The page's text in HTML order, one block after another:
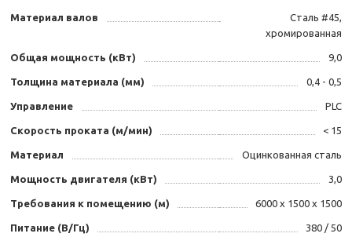
Материал валов
Сталь #45,
хромированная
Общая мощность (кВт) 9,0
Толщина материала (мм) 0,4 - 0,5
Управление PLC
Скорость проката (м/мин) < 15
Материал Оцинкованная сталь
Мощность двигателя (кВт) 3,0
Требования к помещению (м) 6000 х 1500 х 1500
Питание (В/Гц) 380 / 50